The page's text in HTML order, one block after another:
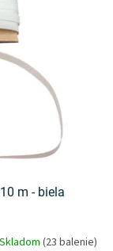
m - biela
Skladom (23 balenie)